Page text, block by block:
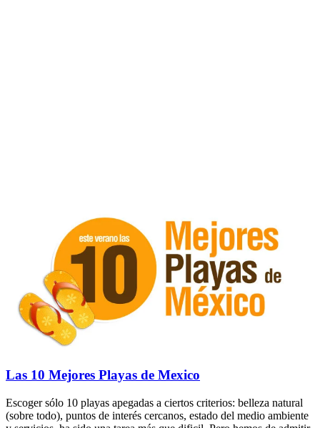
Las 10 Mejores Playas de Mexico
Escoger sólo 10 playas apegadas a ciertos criterios: belleza natural
(sobre todo), puntos de interés cercanos, estado del medio ambiente